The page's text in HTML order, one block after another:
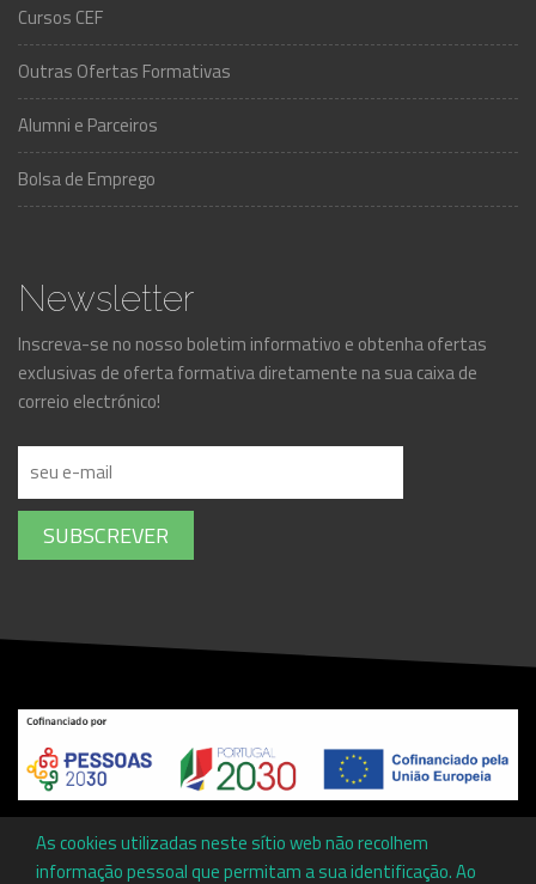
As cookies utilizadas neste sítio web não recolhem
informação pessoal que permitam a sua identificação. Ao
Cursos CEF
Outras Ofertas Formativas
Alumni e Parceiros
Bolsa de Emprego
Newsletter
Inscreva-se no nosso boletim informativo e obtenha ofertas
exclusivas de oferta formativa diretamente na sua caixa de
correio electrónico!
SUBSCREVER
Copyright ©Associação Promotora de Ensino Profissional da
Cova da Beira
byCommunities